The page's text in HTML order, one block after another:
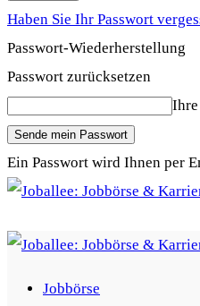
Haben Sie Ihr Passwort
Passwort-Wiederherstellung
Passwort zurücksetzen
Ein Passwort wird Ihnen per
Jobbörse